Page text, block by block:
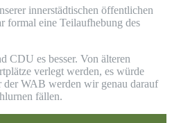
innerstädtischen öffentlichen
formal eine Teilaufhebung des
CDU es besser. Von älteren
verlegt werden, es würde
der WAB werden wir genau darauf
fällen.